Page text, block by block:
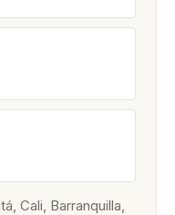
Cali, Barranquilla,